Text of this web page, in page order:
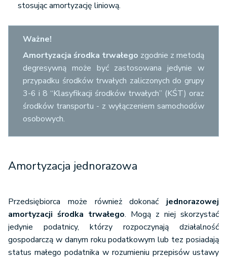
stosując amortyzację liniową.
Ważne!
Amortyzacja środka trwałego zgodnie z metodą
degresywną może być zastosowana jedynie w
przypadku środków trwałych zaliczonych do grupy
3-6 i 8 “Klasyfikacji środków trwałych” (KŚT) oraz
środków transportu - z wyłączeniem samochodów
osobowych.
Amortyzacja jednorazowa
Przedsiębiorca może również dokonać jednorazowej
amortyzacji środka trwałego. Mogą z niej skorzystać
jedynie podatnicy, którzy rozpoczynają działalność
gospodarczą w danym roku podatkowym lub tez posiadają
status małego podatnika w rozumieniu przepisów ustawy